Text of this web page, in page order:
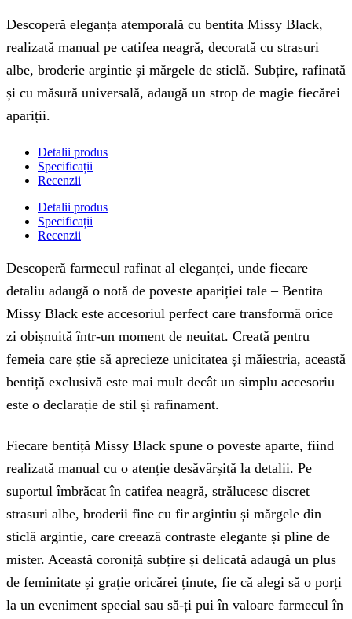
Descoperă eleganța atemporală cu bentita Missy Black,
realizată manual pe catifea neagră, decorată cu strasuri
albe, broderie argintie și mărgele de sticlă. Subțire, rafinată
și cu măsură universală, adaugă un strop de magie fiecărei
apariții.
Detalii produs
Specificații
Recenzii
Detalii produs
Specificații
Recenzii
Descoperă farmecul rafinat al eleganței, unde fiecare
detaliu adaugă o notă de poveste apariției tale – Bentita
Missy Black este accesoriul perfect care transformă orice
zi obișnuită într-un moment de neuitat. Creată pentru
femeia care știe să aprecieze unicitatea și măiestria, această
bentiță exclusivă este mai mult decât un simplu accesoriu –
este o declarație de stil și rafinament.
Fiecare bentiță Missy Black spune o poveste aparte, fiind
realizată manual cu o atenție desăvârșită la detalii. Pe
suportul îmbrăcat în catifea neagră, strălucesc discret
strasuri albe, broderii fine cu fir argintiu și mărgele din
sticlă argintie, care creează contraste elegante și pline de
mister. Această coroniță subțire și delicată adaugă un plus
de feminitate și grație oricărei ținute, fie că alegi să o porți
la un eveniment special sau să-ți pui în valoare farmecul în